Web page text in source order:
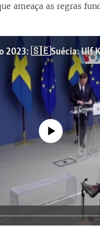
ameaça as regras
media source currently